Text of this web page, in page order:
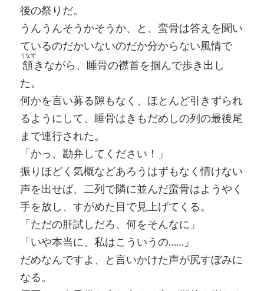
後の祭りだ。
うんうんそうかそうか、と、蛮骨は答えを聞い
ているのだかいないのだか分からない風情で
頷
うなず
きながら、睡骨の襟首を掴んで歩き出し
た。
何かを言い募る隙もなく、ほとんど引きずられ
るようにして、睡骨はきもだめしの列の最後尾
まで連行された。
「かっ、勘弁してください！」
振りほどく気概などあろうはずもなく情けない
声を出せば、二列で隣に並んだ蛮骨はようやく
手を放し、すがめた目で見上げてくる。
「ただの肝試しだろ、何をそんなに」
「いや本当に、私はこういうの……」
だめなんですよ、と言いかけた声が尻すぼみに
なる。